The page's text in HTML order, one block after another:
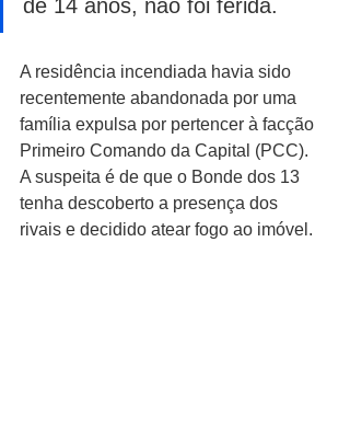
de 14 anos, não foi ferida.
A residência incendiada havia sido
recentemente abandonada por uma
família expulsa por pertencer à facção
Primeiro Comando da Capital (PCC).
A suspeita é de que o Bonde dos 13
tenha descoberto a presença dos
rivais e decidido atear fogo ao imóvel.